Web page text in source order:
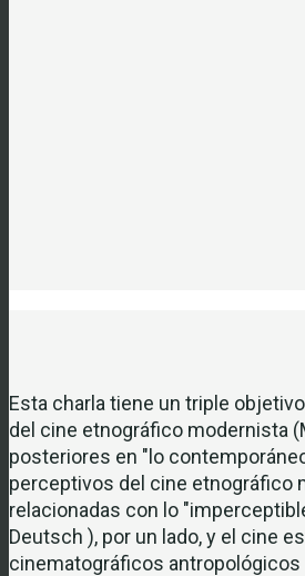
Esta charla tiene un triple
del cine etnográfico modernista
posteriores en "lo
perceptivos del cine etnográfico
relacionadas con lo
Deutsch ), por un lado, y el cine
cinematográficos